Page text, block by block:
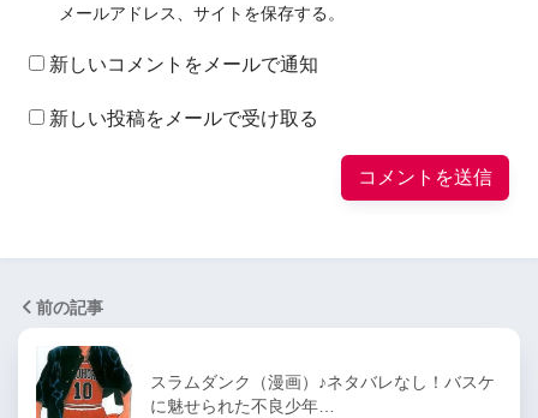
メールアドレス、サイトを保存する。
新しいコメントをメールで通知
新しい投稿をメールで受け取る
前の記事
スラムダンク（漫画）♪ネタバレなし！バスケ
に魅せられた不良少年…